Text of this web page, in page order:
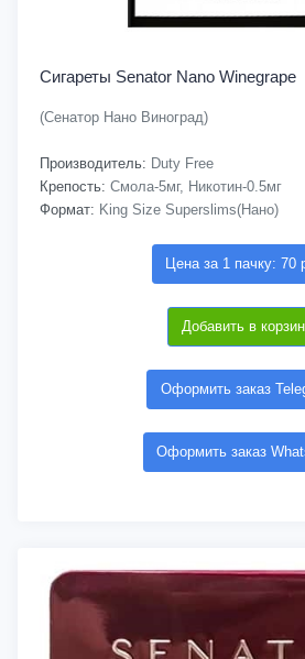
Сигареты Senator Nano Winegrape
(Сенатор Нано Виноград)
Производитель: Duty Free
Крепость: Смола-5мг, Никотин-0.5мг
Формат: King Size Superslims(Нано)
Цена за 1 пачку: 70
Добавить в
Оформить заказ
Оформить заказ